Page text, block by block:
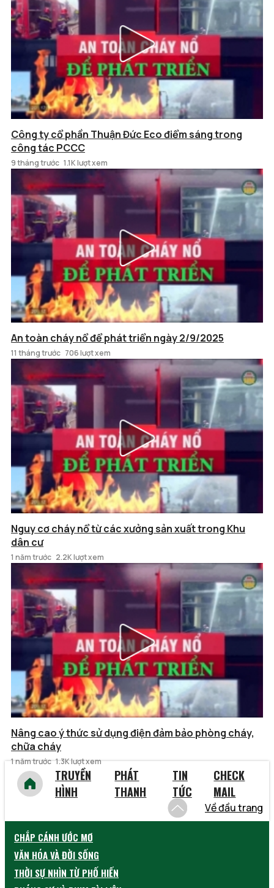
Công ty cổ phần Thuận Đức Eco điểm sáng trong
công tác PCCC
9 tháng trước 1.1K lượt xem
An toàn cháy nổ để phát triển ngày 2/9/2025
11 tháng trước 706 lượt xem
Nguy cơ cháy nổ từ các xưởng sản xuất trong Khu
dân cư
1 năm trước 2.2K lượt xem
Nâng cao ý thức sử dụng điện đảm bảo phòng cháy,
chữa cháy
1 năm trước 1.3K lượt xem
TRUYỀN
HÌNH
PHÁT
THANH
TIN
TỨC
CHECK
MAIL
Về đầu trang
CHẮP CÁNH ƯỚC MƠ
VĂN HÓA VÀ ĐỜI SỐNG
THỜI SỰ NHÌN TỪ PHỐ HIẾN